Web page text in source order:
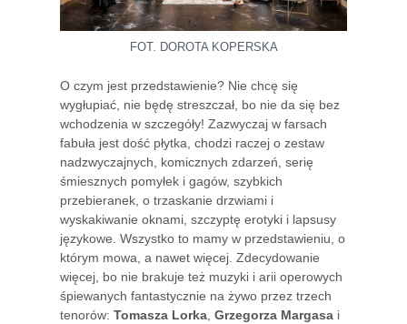
FOT. DOROTA KOPERSKA
O czym jest przedstawienie? Nie chcę się
wygłupiać, nie będę streszczał, bo nie da się bez
wchodzenia w szczegóły! Zazwyczaj w farsach
fabuła jest dość płytka, chodzi raczej o zestaw
nadzwyczajnych, komicznych zdarzeń, serię
śmiesznych pomyłek i gagów, szybkich
przebieranek, o trzaskanie drzwiami i
wyskakiwanie oknami, szczyptę erotyki i lapsusy
językowe. Wszystko to mamy w przedstawieniu, o
którym mowa, a nawet więcej. Zdecydowanie
więcej, bo nie brakuje też muzyki i arii operowych
śpiewanych fantastycznie na żywo przez trzech
tenorów: Tomasza Lorka, Grzegorza Margasa i